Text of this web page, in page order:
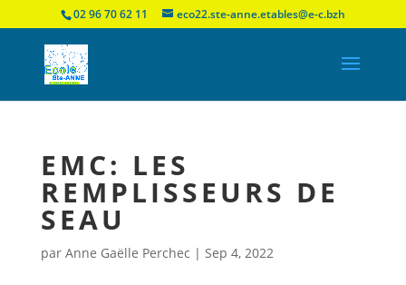
02 96 70 62 11 eco22.ste-anne.etables@e-c.bzh
EMC: LES
REMPLISSEURS DE
SEAU
par Anne Gaëlle Perchec | Sep 4, 2022